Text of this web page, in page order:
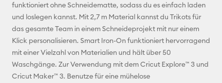
Pinterest
Facebook
X
funktioniert ohne Schneidematte, sodass du es einfach laden
und loslegen kannst. Mit 2,7 m Material kannst du Trikots für
das gesamte Team in einem Schneideprojekt mit nur einem
Klick personalisieren. Smart Iron-On funktioniert hervorragend
mit einer Vielzahl von Materialien und hält über 50
Waschgänge. Zur Verwendung mit dem Cricut Explore™ 3 und
Cricut Maker™ 3. Benutze für eine mühelose